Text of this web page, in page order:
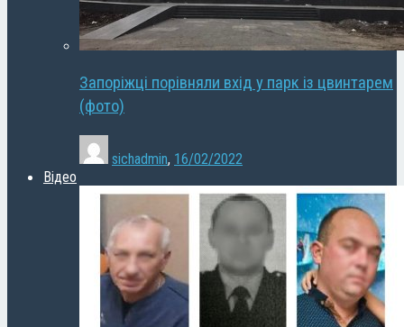
Запоріжці порівняли вхід у парк із цвинтарем
(фото)
sichadmin, 16/02/2022
Відео